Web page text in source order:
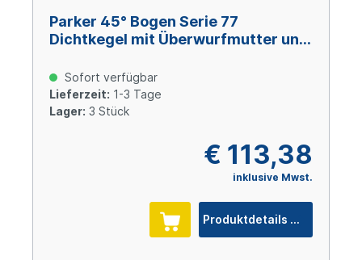
Parker 45° Bogen Serie 77
Dichtkegel mit Überwurfmutter und
verzinkt Cr(VI)-frei
Sofort verfügbar
Lieferzeit: 1-3 Tage
Lager: 3 Stück
€ 113,38
inklusive Mwst.
Produktdetails